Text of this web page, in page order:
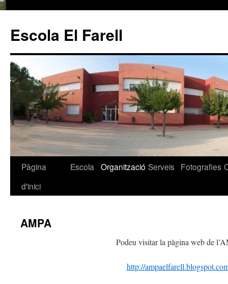
Escola El Farell
Vés
Pàgina
d'inici
Escola Organització Serveis Fotografies
AMPA
Podeu visitar la pàgina web de
http://